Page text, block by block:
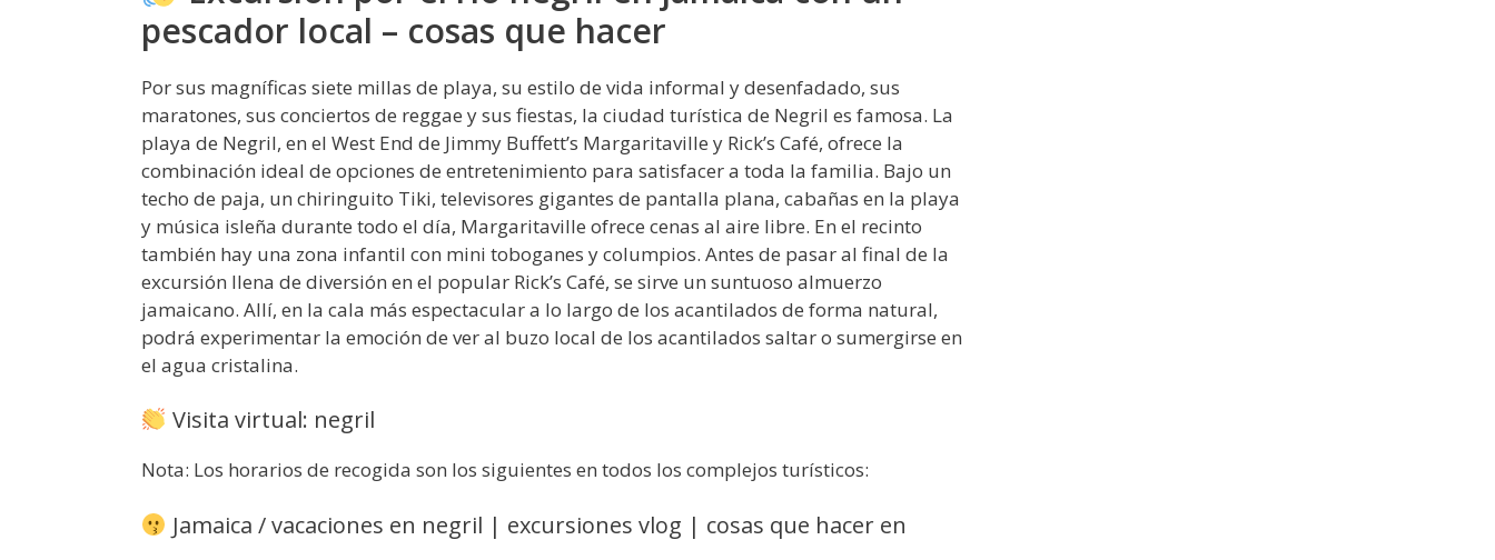
pescador local – cosas que hacer
Por sus magníficas siete millas de playa, su estilo de vida informal y desenfadado, sus
maratones, sus conciertos de reggae y sus fiestas, la ciudad turística de Negril es famosa. La
playa de Negril, en el West End de Jimmy Buffett’s Margaritaville y Rick’s Café, ofrece la
combinación ideal de opciones de entretenimiento para satisfacer a toda la familia. Bajo un
techo de paja, un chiringuito Tiki, televisores gigantes de pantalla plana, cabañas en la playa
y música isleña durante todo el día, Margaritaville ofrece cenas al aire libre. En el recinto
también hay una zona infantil con mini toboganes y columpios. Antes de pasar al final de la
excursión llena de diversión en el popular Rick’s Café, se sirve un suntuoso almuerzo
jamaicano. Allí, en la cala más espectacular a lo largo de los acantilados de forma natural,
podrá experimentar la emoción de ver al buzo local de los acantilados saltar o sumergirse en
el agua cristalina.
Visita virtual: negril
Nota: Los horarios de recogida son los siguientes en todos los complejos turísticos:
Jamaica / vacaciones en negril | excursiones vlog | cosas que hacer en